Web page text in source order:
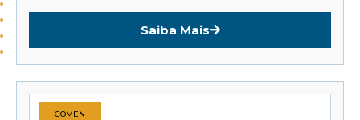
Saiba Mais
COMEN